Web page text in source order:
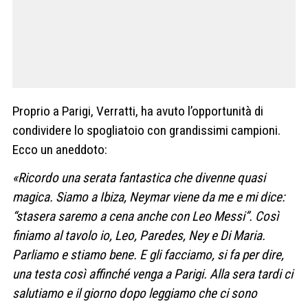
Proprio a Parigi, Verratti, ha avuto l’opportunità di
condividere lo spogliatoio con grandissimi campioni.
Ecco un aneddoto:
«Ricordo una serata fantastica che divenne quasi
magica. Siamo a Ibiza, Neymar viene da me e mi dice:
“stasera saremo a cena anche con Leo Messi”. Così
finiamo al tavolo io, Leo, Paredes, Ney e Di Maria.
Parliamo e stiamo bene. E gli facciamo, si fa per dire,
una testa così affinché venga a Parigi. Alla sera tardi ci
salutiamo e il giorno dopo leggiamo che ci sono